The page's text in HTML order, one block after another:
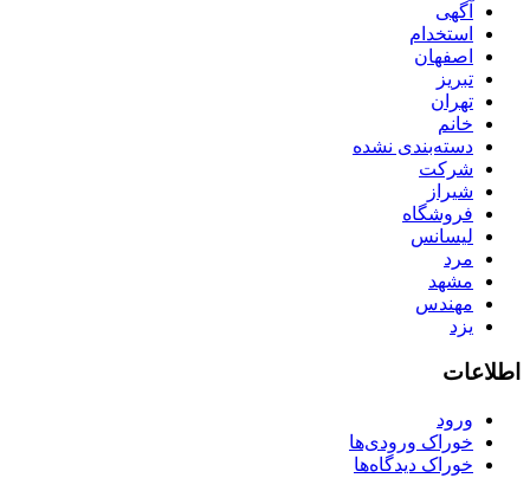
آگهی
استخدام
اصفهان
تبریز
تهران
خانم
دسته‌بندی نشده
شرکت
شیراز
فروشگاه
لیسانس
مرد
مشهد
مهندس
یزد
اطلاعات
ورود
خوراک ورودی‌ها
خوراک دیدگاه‌ها